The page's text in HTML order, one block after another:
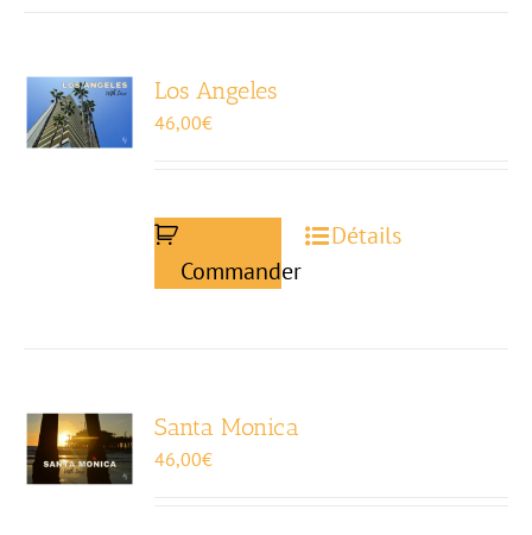
Los Angeles
46,00€
Commander
Détails
Santa Monica
46,00€